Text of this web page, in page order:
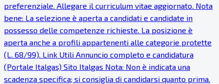
preferenziale. Allegare il curriculum vitae aggiornato. Nota
bene: La selezione è aperta a candidati e candidate in
possesso delle competenze richieste. La posizione è
aperta anche a profili appartenenti alle categorie protette
(L. 68/99). Link Utili Annuncio completo e candidatura
(Portale Italgas) Sito Italgas Nota: Non è indicata una
scadenza specifica; si consiglia di candidarsi quanto prima.